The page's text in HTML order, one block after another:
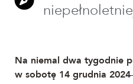
Na niemal dwa tygodnie
w sobotę 14 grudnia 2024